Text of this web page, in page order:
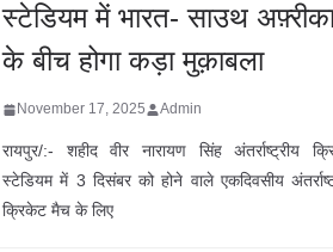
स्टेडियम में भारत- साउथ
के बीच होगा कड़ा मुक़ाबला
November 17, 2025 Admin
रायपुर/:- शहीद वीर नारायण सिंह अंतर्राष्ट्रीय
स्टेडियम में 3 दिसंबर को होने वाले एकदिवसीय
क्रिकेट मैच के लिए